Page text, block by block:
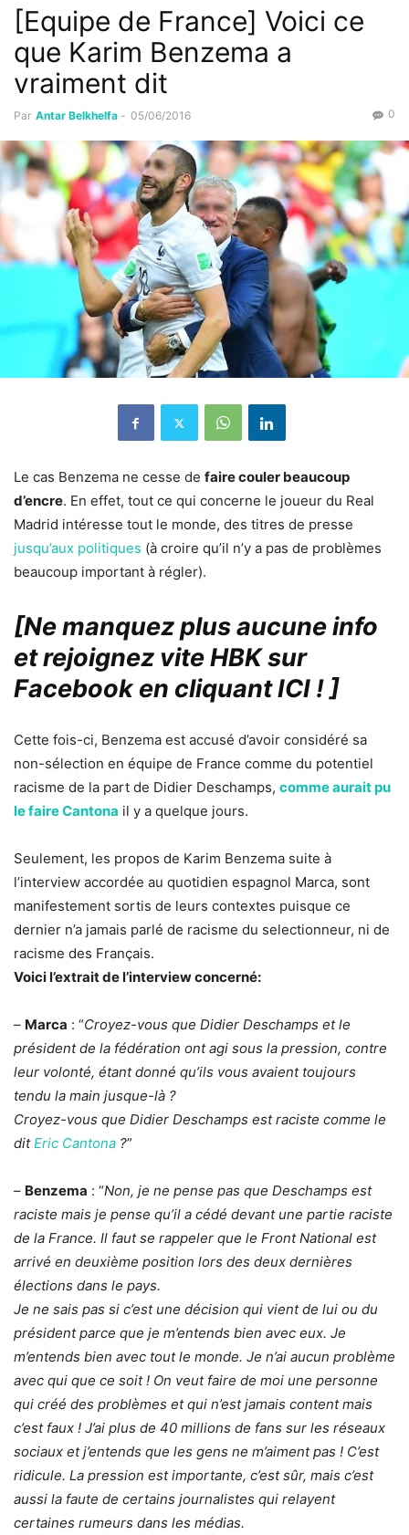
[Equipe de France] Voici ce
que Karim Benzema a
vraiment dit
Par Antar Belkhelfa - 05/06/2016 0
Le cas Benzema ne cesse de faire couler beaucoup
d’encre. En effet, tout ce qui concerne le joueur du Real
Madrid intéresse tout le monde, des titres de presse
jusqu’aux politiques (à croire qu’il n’y a pas de problèmes
beaucoup important à régler).
[Ne manquez plus aucune info
et rejoignez vite HBK sur
Facebook en cliquant ICI !]
Cette fois-ci, Benzema est accusé d’avoir considéré sa
non-sélection en équipe de France comme du potentiel
racisme de la part de Didier Deschamps, comme aurait pu
le faire Cantona il y a quelque jours.
Seulement, les propos de Karim Benzema suite à
l’interview accordée au quotidien espagnol Marca, sont
manifestement sortis de leurs contextes puisque ce
dernier n’a jamais parlé de racisme du selectionneur, ni de
racisme des Français.
Voici l’extrait de l’interview concerné:
– Marca : “Croyez-vous que Didier Deschamps et le
président de la fédération ont agi sous la pression, contre
leur volonté, étant donné qu’ils vous avaient toujours
tendu la main jusque-là ?
Croyez-vous que Didier Deschamps est raciste comme le
ditEric Cantona ?”
– Benzema : “Non, je ne pense pas que Deschamps est
raciste mais je pense qu’il a cédé devant une partie raciste
de la France. Il faut se rappeler que le Front National est
arrivé en deuxième position lors des deux dernières
élections dans le pays.
Je ne sais pas si c’est une décision qui vient de lui ou du
président parce que je m’entends bien avec eux. Je
m’entends bien avec tout le monde. Je n’ai aucun problème
avec qui que ce soit ! On veut faire de moi une personne
qui créé des problèmes et qui n’est jamais content mais
c’est faux ! J’ai plus de 40 millions de fans sur les réseaux
sociaux et j’entends que les gens ne m’aiment pas ! C’est
ridicule. La pression est importante, c’est sûr, mais c’est
aussi la faute de certains journalistes qui relayent
certaines rumeurs dans les médias.